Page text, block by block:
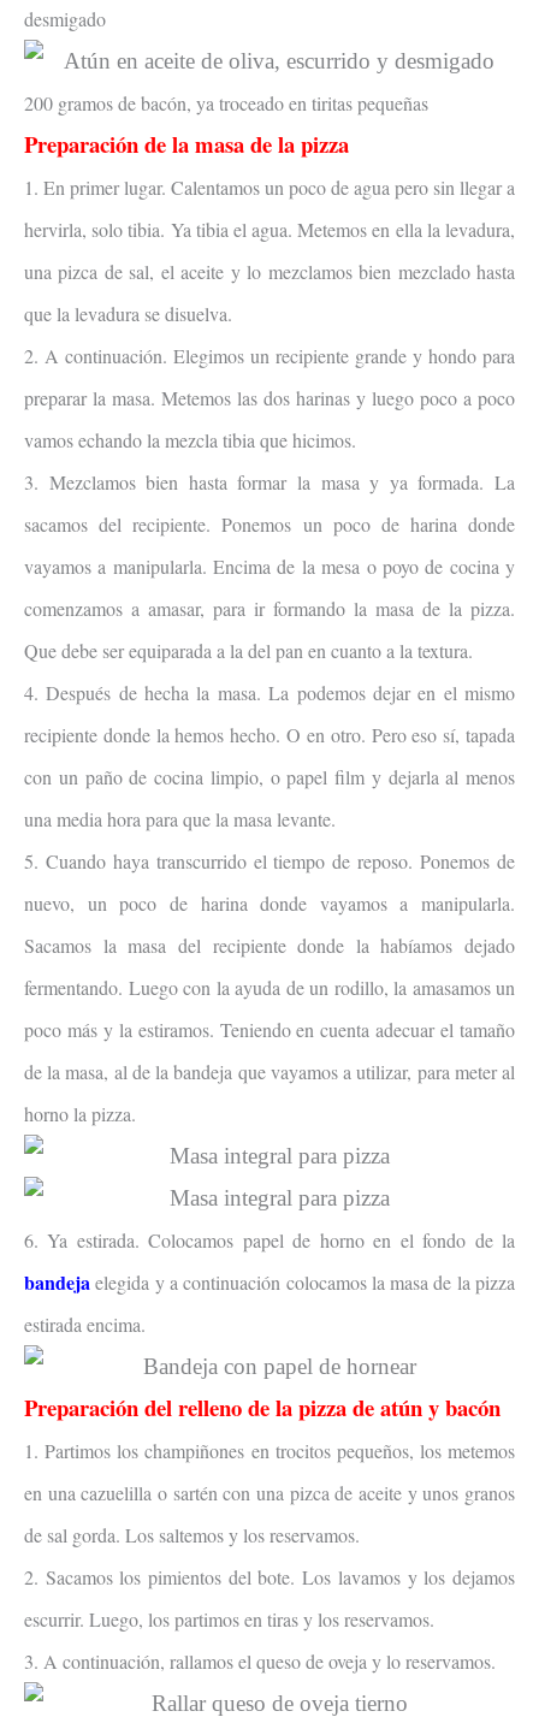
desmigado
200 gramos de bacón, ya troceado en tiritas pequeñas
Preparación de la masa de la pizza
1. En primer lugar. Calentamos un poco de agua pero sin llegar a
hervirla, solo tibia. Ya tibia el agua. Metemos en ella la levadura,
una pizca de sal, el aceite y lo mezclamos bien mezclado hasta
que la levadura se disuelva.
2. A continuación. Elegimos un recipiente grande y hondo para
preparar la masa. Metemos las dos harinas y luego poco a poco
vamos echando la mezcla tibia que hicimos.
3. Mezclamos bien hasta formar la masa y ya formada. La
sacamos del recipiente. Ponemos un poco de harina donde
vayamos a manipularla. Encima de la mesa o poyo de cocina y
comenzamos a amasar, para ir formando la masa de la pizza.
Que debe ser equiparada a la del pan en cuanto a la textura.
4. Después de hecha la masa. La podemos dejar en el mismo
recipiente donde la hemos hecho. O en otro. Pero eso sí, tapada
con un paño de cocina limpio, o papel film y dejarla al menos
una media hora para que la masa levante.
5. Cuando haya transcurrido el tiempo de reposo. Ponemos de
nuevo, un poco de harina donde vayamos a manipularla.
Sacamos la masa del recipiente donde la habíamos dejado
fermentando. Luego con la ayuda de un rodillo, la amasamos un
poco más y la estiramos. Teniendo en cuenta adecuar el tamaño
de la masa, al de la bandeja que vayamos a utilizar, para meter al
horno la pizza.
6. Ya estirada. Colocamos papel de horno en el fondo de la
bandeja elegida y a continuación colocamos la masa de la pizza
estirada encima.
Preparación del relleno de la pizza de atún y bacón
1. Partimos los champiñones en trocitos pequeños, los metemos
en una cazuelilla o sartén con una pizca de aceite y unos granos
de sal gorda. Los saltemos y los reservamos.
2. Sacamos los pimientos del bote. Los lavamos y los dejamos
escurrir. Luego, los partimos en tiras y los reservamos.
3. A continuación, rallamos el queso de oveja y lo reservamos.